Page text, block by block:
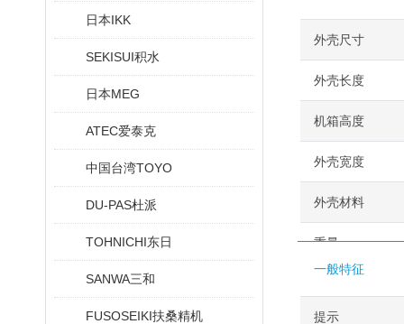
日本IKK
SEKISUI积水
日本MEG
ATEC爱泰克
中国台湾TOYO
DU-PAS杜派
TOHNICHI东日
SANWA三和
FUSOSEIKI扶桑精机
外壳尺寸
外壳长度
机箱高度
外壳宽度
外壳材料
重量
一般特征
提示